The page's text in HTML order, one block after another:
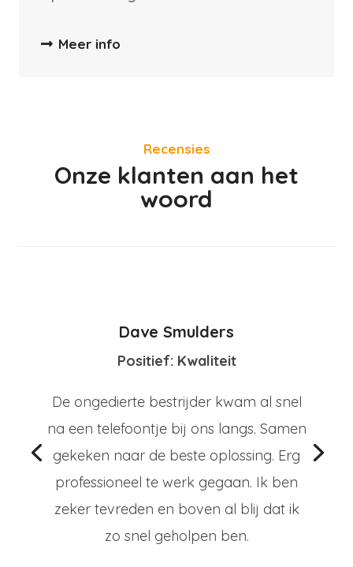
Meer info
Recensies
Onze klanten aan het
woord
Dave Smulders
Positief: Kwaliteit
De ongedierte bestrijder kwam al snel
na een telefoontje bij ons langs. Samen
gekeken naar de beste oplossing. Erg
professioneel te werk gegaan. Ik ben
zeker tevreden en boven al blij dat ik
zo snel geholpen ben.